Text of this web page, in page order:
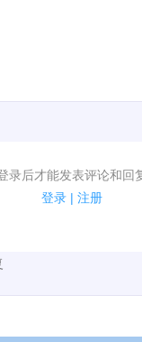
录后才能发表评论和回
登录 | 注册
了！